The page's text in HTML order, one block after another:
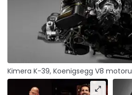
Kimera K-39, Koenigsegg V8 motoru